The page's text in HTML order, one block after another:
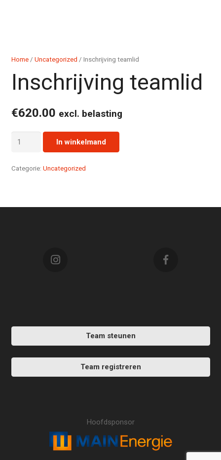
Home/ Uncategorized / Inschrijving teamlid
Inschrijving teamlid
€620.00 excl. belasting
Inschrijving
In winkelmand
Categorie: Uncategorized
Team steunen
Team registreren
Hoofdsponsor